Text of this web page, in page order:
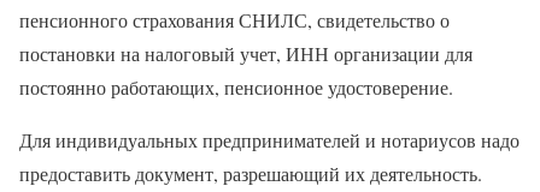
пенсионного страхования СНИЛС, свидетельство о
постановки на налоговый учет, ИНН организации для
постоянно работающих, пенсионное удостоверение.
Для индивидуальных предпринимателей и нотариусов надо
предоставить документ, разрешающий их деятельность.